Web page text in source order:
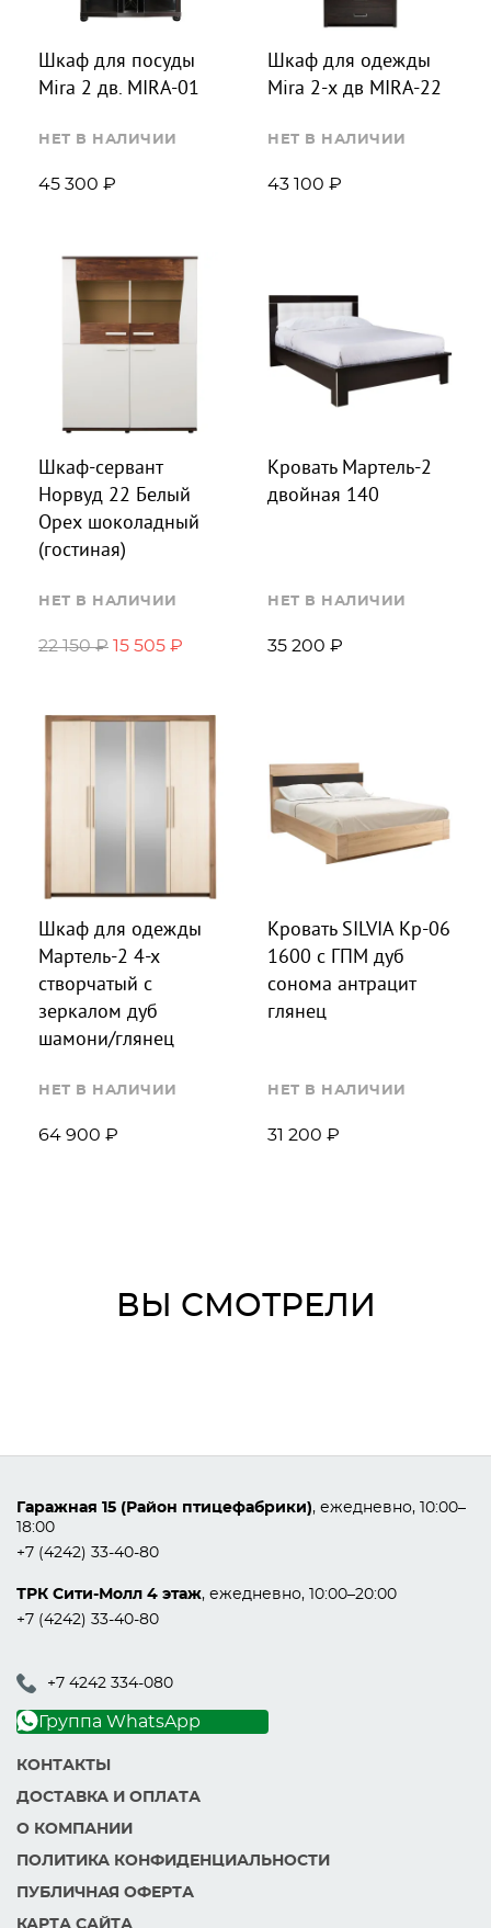
Шкаф для посуды
Mira 2 дв. MIRA-01
НЕТ В НАЛИЧИИ
45 300 ₽
Шкаф для одежды
Mira 2-х дв MIRA-22
НЕТ В НАЛИЧИИ
43 100 ₽
Шкаф-сервант
Норвуд 22 Белый
Орех шоколадный
(гостиная)
НЕТ В НАЛИЧИИ
22 150 ₽ 15 505 ₽
Кровать Мартель-2
двойная 140
НЕТ В НАЛИЧИИ
35 200 ₽
Шкаф для одежды
Мартель-2 4-х
створчатый с
зеркалом дуб
шамони/глянец
НЕТ В НАЛИЧИИ
64 900 ₽
Кровать SILVIA Кр-06
1600 с ГПМ дуб
сонома антрацит
глянец
НЕТ В НАЛИЧИИ
31 200 ₽
ВЫ СМОТРЕЛИ
Гаражная 15 (Район птицефабрики), ежедневно, 10:00–
18:00
+7 (4242) 33-40-80
ТРК Сити-Молл 4 этаж, ежедневно, 10:00–20:00
+7 (4242) 33-40-80
+7 4242 334-080
Группа WhatsApp
КОНТАКТЫ
ДОСТАВКА И ОПЛАТА
О КОМПАНИИ
ПОЛИТИКА КОНФИДЕНЦИАЛЬНОСТИ
ПУБЛИЧНАЯ ОФЕРТА
КАРТА САЙТА